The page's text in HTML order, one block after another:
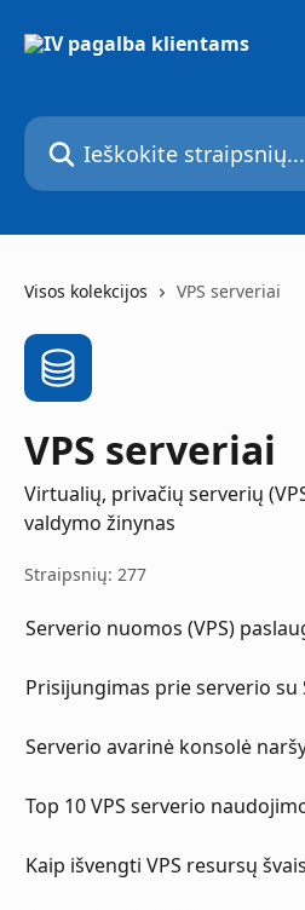
Ieškokite straipsnių...
Visos kolekcijos VPS serveriai
VPS serveriai
Virtualių, privačių serverių
valdymo žinynas
Straipsnių: 277
Serverio nuomos (VPS)
Prisijungimas prie serverio su
Serverio avarinė konsolė
Top 10 VPS serverio
Kaip išvengti VPS resursų